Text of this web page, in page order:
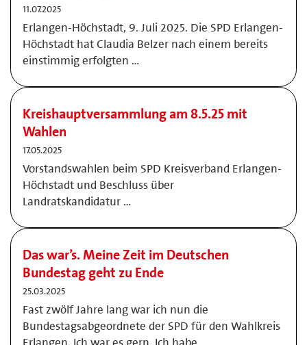
11.07.2025
Erlangen-Höchstadt, 9. Juli 2025. Die SPD Erlangen-
Höchstadt hat Claudia Belzer nach einem bereits
einstimmig erfolgten …
Kreishauptversammlung am 8.5.25 mit
Wahlen
17.05.2025
Vorstandswahlen beim SPD Kreisverband Erlangen-
Höchstadt und Beschluss über
Landratskandidatur …
Das war’s. Meine Zeit im Deutschen
Bundestag geht zu Ende
25.03.2025
Fast zwölf Jahre lang war ich nun die
Bundestagsabgeordnete der SPD für den Wahlkreis